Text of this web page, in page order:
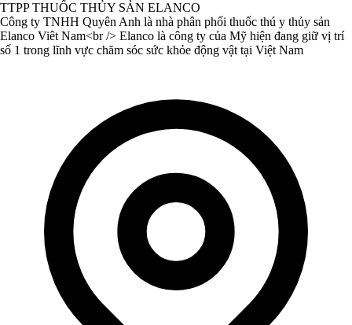
TTPP THUỐC THỦY SẢN ELANCO
Công ty TNHH Quyên Anh là nhà phân phối thuốc thú y thủy sản
Elanco Viêt Nam<br /> Elanco là công ty của Mỹ hiện đang giữ vị trí
số 1 trong lĩnh vực chăm sóc sức khỏe động vật tại Việt Nam